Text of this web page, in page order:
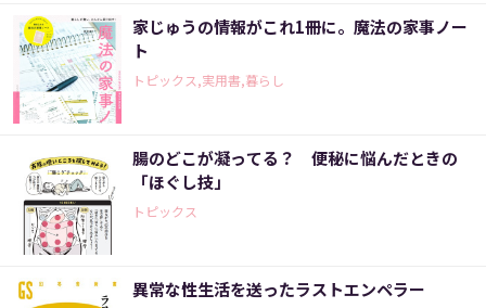
家じゅうの情報がこれ1冊に。魔法の家事ノー
ト
トピックス,実用書,暮らし
腸のどこが凝ってる？ 便秘に悩んだときの
「ほぐし技」
トピックス
異常な性生活を送ったラストエンペラー